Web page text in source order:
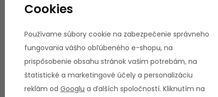
Recenzie
Žiadne hodnotenie
Cookies
Používame súbory cookie na zabezpečenie správneho
fungovania vášho obľúbeného e-shopu, na
prispôsobenie obsahu stránok vašim potrebám, na
štatistické a marketingové účely a personalizáciu
reklám od Googlu a ďalších spoločností. Kliknutím na